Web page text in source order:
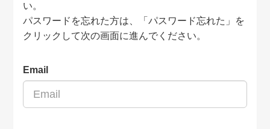
い。
パスワードを忘れた方は、「パスワード忘れた」を
クリックして次の画面に進んでください。
Email